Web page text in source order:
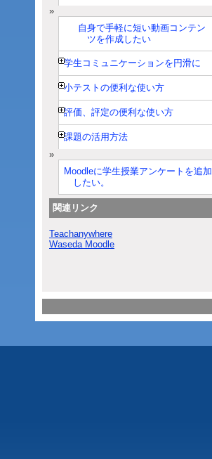
自身で手軽に短い動画コンテン
ツを作成したい
学生コミュニケーションを円滑に
小テストの便利な使い方
評価、評定の便利な使い方
課題の活用方法
Moodleに学生授業アンケートを追加
したい。
関連リンク
Teachanywhere
Waseda Moodle